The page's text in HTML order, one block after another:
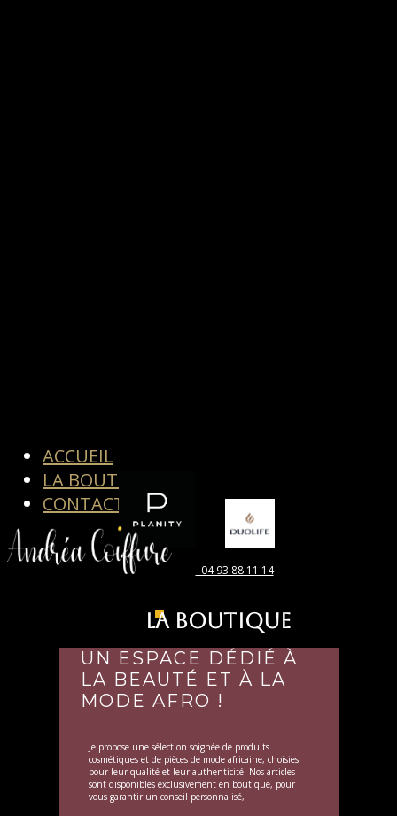
ACCUEIL
LA BOUTIQUE
CONTACT
04 93 88 11 14
LA BOUTIQUE
UN ​ESPACE DÉDIÉ À
LA BEAUTÉ ET À LA
MODE AFRO !
Je propose une sélection soignée de produits
cosmétiques et de pièces de mode africaine, choisies
pour leur qualité et leur authenticité. Nos articles
sont disponibles exclusivement en boutique, pour
vous garantir un conseil personnalisé,